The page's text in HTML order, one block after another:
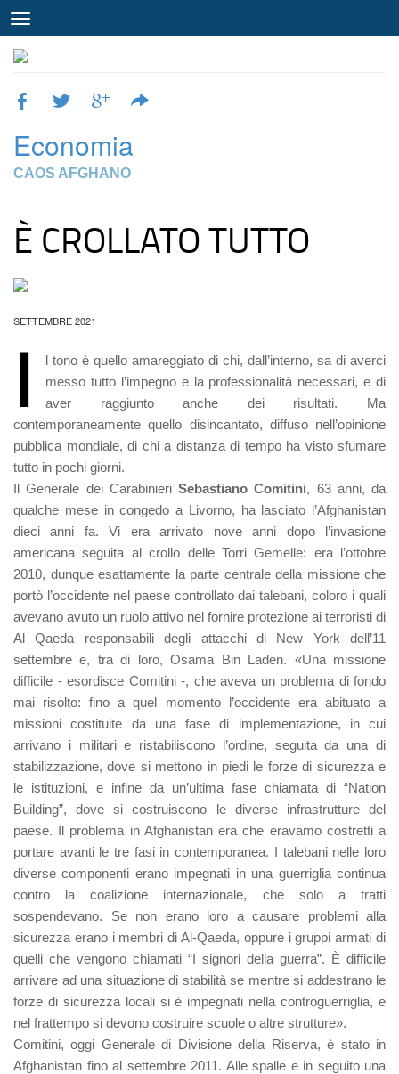
Economia
CAOS AFGHANO
È CROLLATO TUTTO
SETTEMBRE 2021
I
l tono è quello amareggiato di chi, dall’interno, sa di averci
messo tutto l’impegno e la professionalità necessari, e di
aver raggiunto anche dei risultati. Ma
contemporaneamente quello disincantato, diffuso nell’opinione
pubblica mondiale, di chi a distanza di tempo ha visto sfumare
tutto in pochi giorni.
Il Generale dei Carabinieri Sebastiano Comitini, 63 anni, da
qualche mese in congedo a Livorno, ha lasciato l’Afghanistan
dieci anni fa. Vi era arrivato nove anni dopo l’invasione
americana seguita al crollo delle Torri Gemelle: era l’ottobre
2010, dunque esattamente la parte centrale della missione che
portò l’occidente nel paese controllato dai talebani, coloro i quali
avevano avuto un ruolo attivo nel fornire protezione ai terroristi di
Al Qaeda responsabili degli attacchi di New York dell’11
settembre e, tra di loro, Osama Bin Laden. «Una missione
difficile - esordisce Comitini -, che aveva un problema di fondo
mai risolto: fino a quel momento l’occidente era abituato a
missioni costituite da una fase di implementazione, in cui
arrivano i militari e ristabiliscono l’ordine, seguita da una di
stabilizzazione, dove si mettono in piedi le forze di sicurezza e
le istituzioni, e infine da un’ultima fase chiamata di “Nation
Building”, dove si costruiscono le diverse infrastrutture del
paese. Il problema in Afghanistan era che eravamo costretti a
portare avanti le tre fasi in contemporanea. I talebani nelle loro
diverse componenti erano impegnati in una guerriglia continua
contro la coalizione internazionale, che solo a tratti
sospendevano. Se non erano loro a causare problemi alla
sicurezza erano i membri di Al-Qaeda, oppure i gruppi armati di
quelli che vengono chiamati “I signori della guerra”. È difficile
arrivare ad una situazione di stabilità se mentre si addestrano le
forze di sicurezza locali si è impegnati nella controguerriglia, e
nel frattempo si devono costruire scuole o altre strutture».
Comitini, oggi Generale di Divisione della Riserva, è stato in
Afghanistan fino al settembre 2011. Alle spalle e in seguito una